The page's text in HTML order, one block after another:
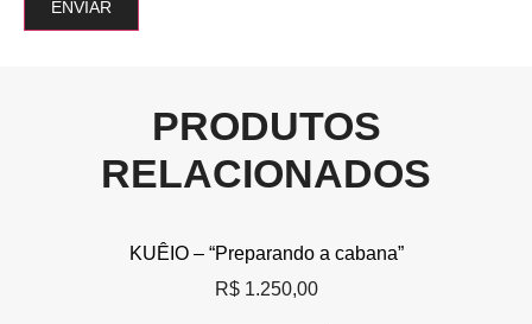
PRODUTOS
RELACIONADOS
KUÊIO – “Preparando a cabana”
R$1.250,00